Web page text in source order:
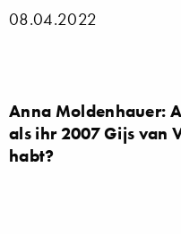
08.04.2022
Anna Moldenhauer:
als ihr 2007 Gijs van
habt?